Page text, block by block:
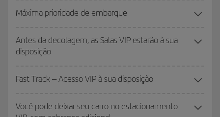
Máxima prioridade de embarque
Antes da decolagem, as Salas VIP estarão à sua
disposição
Fast Track – Acesso VIP à sua disposição
Você pode deixar seu carro no estacionamento